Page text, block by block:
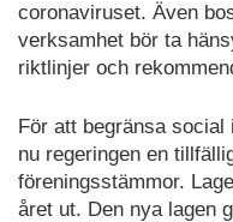
coronaviruset. Även
verksamhet bör ta
riktlinjer och
För att begränsa
nu regeringen en
föreningsstämmor.
året ut. Den nya lagen